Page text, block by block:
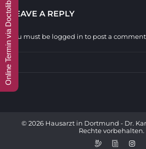
LEAVE A REPLY
You must be logged in to post a
© 2026 Hausarzt in Dortmund - Dr.
Rechte vorbehalten.
Online Termin via Doctolib